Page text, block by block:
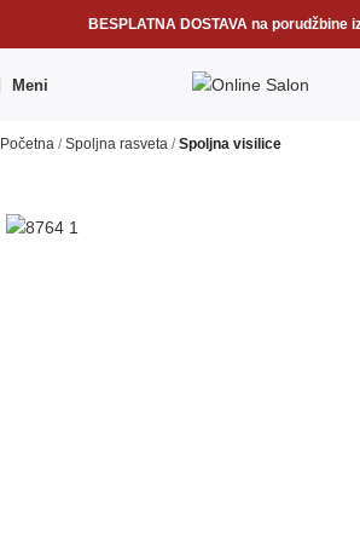
BESPLATNA DOSTAVA na porudžbine
Meni
Početna Spoljna rasveta Spoljna visilice